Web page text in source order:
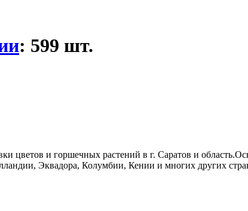
: 599 шт.
цветов и горшечных растений в г. Саратов и
Эквадора, Колумбии, Кении и многих других